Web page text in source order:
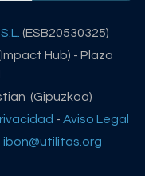
(ESB20530325)
Hub) - Plaza
(Gipuzkoa)
- Aviso Legal
ibon@utilitas.org